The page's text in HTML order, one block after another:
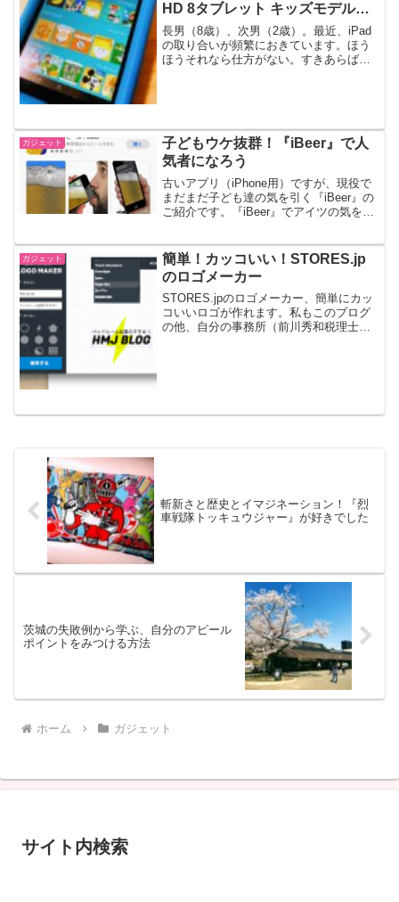
HD 8タブレット キッズモデル』
を買ってみました
長男（8歳）、次男（2歳）。最近、iPad
の取り合いが頻繁におきています。ほう
ほうそれなら仕方がない。すきあらば
ガジェット
子どもウケ抜群！『iBeer』で人
気者になろう
古いアプリ（iPhone用）ですが、現役で
まだまだ子ども達の気を引く『iBeer』の
ご紹介です。『iBeer』でアイツの気を引
ん。僕もマジックのネタを3〜4個ほど仕
込んで...
ガジェット
簡単！カッコいい！STORES.jp
のロゴメーカー
STORES.jpのロゴメーカー、簡単にカッ
コいいロゴが作れます。私もこのブログ
の他、自分の事務所（前川秀和税理士税
斬新さと歴史とイマジネーション！『烈
車戦隊トッキュウジャー』が好きでした
茨城の失敗例から学ぶ、自分のアピール
ポイントをみつける方法
ホーム ガジェット
サイト内検索